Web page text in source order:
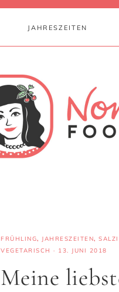
JAHRESZEITEN
FRÜHLING, JAHRESZEITEN,
VEGETARISCH · 13. JUNI 2018
Meine